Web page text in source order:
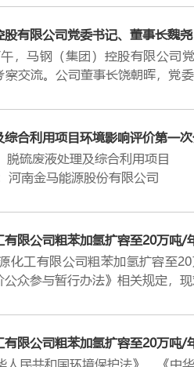
企业100强”。
以来，在公司党委书记、总经
业向新型能源化工行业转型发
日，在香港联交所 成功上市。
同、金马的产品获得了用户的青
续6年向社会发布，在一定程度
民营企业经营数据，为党和政府
强榜单为今年首次发布，根据《
环境保护等方面的情况。
股有限公司党委书记、董事长魏
马钢（集团）控股有限公司党
察交流。公司董事长饶朝晖，党
总经理王明忠介绍了金马能源
所有制运行经验及其优势进行
经理钱海帆也对双方多年的友
的业绩蒸蒸日上。
委书记、董事长魏尧讲到，马
综合利用项目环境影响评价第一
硫废液处理及综合利用项目
南金马能源股份有限公司
万元
419001-26-03-042912
设年处理30000吨脱硫废液生产
:
：将硫泡沫液送入卧式离心机
程气依次通过增湿塔、冷却塔
有限公司粗苯加氢扩容至20万吨
工有限公司粗苯加氢扩容至20
公众参与暂行办法》相关规定，
有限公司粗苯加氢扩容至20万
预分馏塔，更换循环氢压缩机
，将现有的甲苯塔改造成苯塔，
有限公司粗苯加氢扩容至20万吨
共和国环境保护法》、《中华